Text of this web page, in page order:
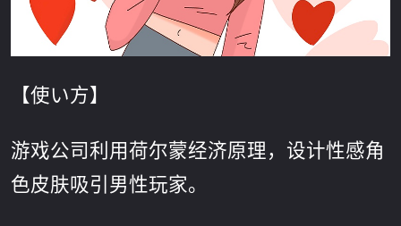
【使い方】
游戏公司利用荷尔蒙经济原理，设计性感角
色皮肤吸引男性玩家。